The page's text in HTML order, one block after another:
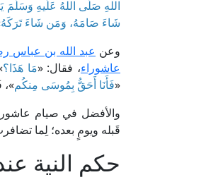
اللهِ صَلَّى اللهُ عَلَيهِ
شَاءَ صَامَهُ، وَمَن شَاءَ تَرَكَهُ
وعن عبد الله بن عباس
عاشوراء، فقال: «مَا هَذَا؟
«فَأَنَا أَحَقُّ بِمُوسَى مِنكُم»،
والأفضل في صيام
قَبله ويومٍ بعده؛ لِما
حكم النية